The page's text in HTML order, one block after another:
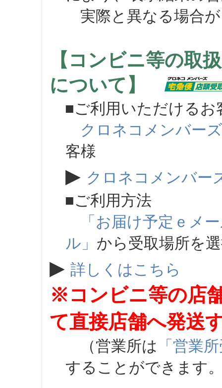
実際と異なる場合が
【コンビニ等の取
について】
■ご利用いただけるお
クロネコメンバーズ
客様
▶ クロネコメンバー
■ご利用方法
「お届け予定ｅメ
ル」 から受取場所を
▶ 詳しくはこちら
※コンビニ等の店
て直接店舗へ発送
（営業所は 「営業
することができます